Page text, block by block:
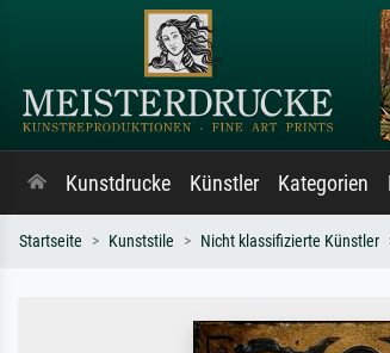
Kunstdrucke Künstler Kategorien
Startseite Kunststile Nicht klassifizierte Künstler